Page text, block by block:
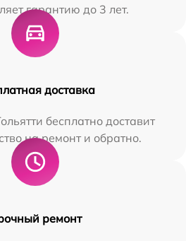
гарантию до 3 лет.
доставка
бесплатно доставит
на ремонт и обратно.
ремонт